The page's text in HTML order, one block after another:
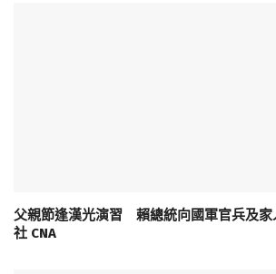
父親節逢漢光演習 賴總統向國軍官兵及
社 CNA